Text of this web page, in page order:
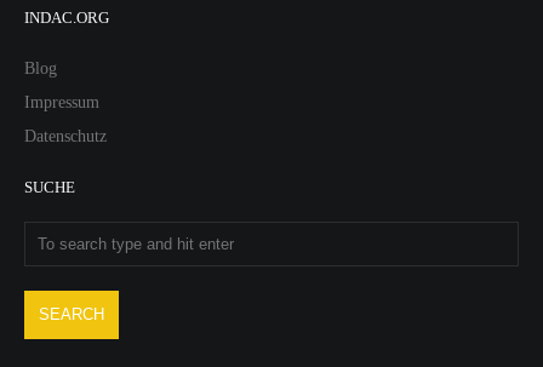
INDAC.ORG
Blog
Impressum
Datenschutz
SUCHE